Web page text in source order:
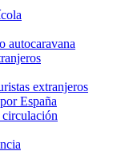
autocaravana
extranjeros
España
circulación